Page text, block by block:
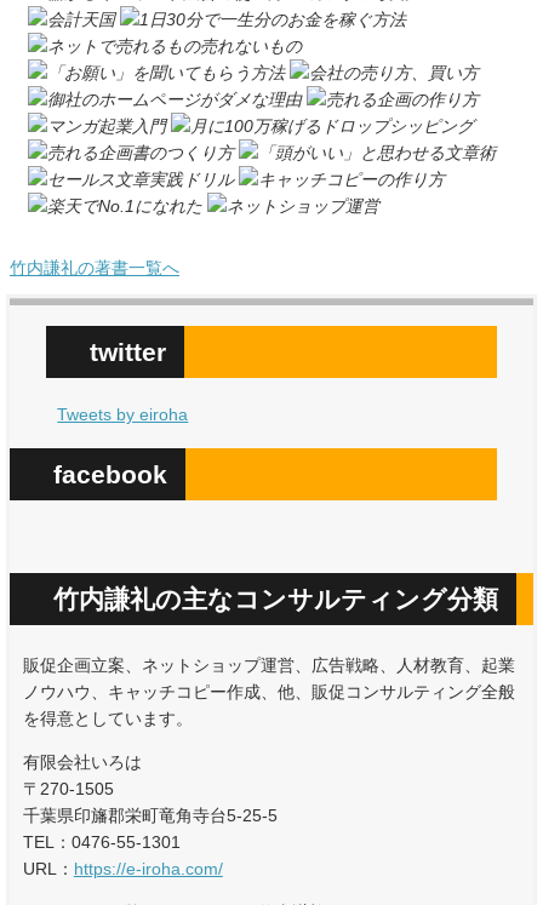
竹内謙礼の著書一覧へ
twitter
Tweets by eiroha
facebook
竹内謙礼の主なコンサルティング分類
販促企画立案、ネットショップ運営、広告戦略、人材教育、起業
ノウハウ、キャッチコピー作成、他、販促コンサルティング全般
を得意としています。
有限会社いろは
〒270-1505
千葉県印旛郡栄町竜角寺台5-25-5
TEL：0476-55-1301
URL： https://e-iroha.com/